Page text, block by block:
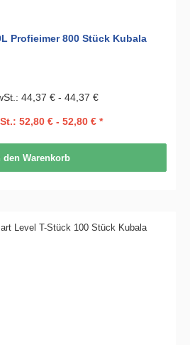
Profieimer 800 Stück Kubala
44,37 € - 44,37 €
52,80 € - 52,80 € *
den Warenkorb